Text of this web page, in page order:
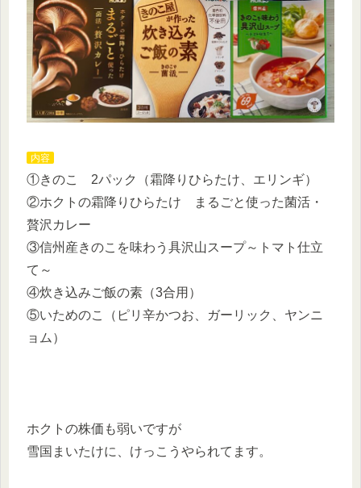
内容
①きのこ 2パック（霜降りひらたけ、エリンギ）
②ホクトの霜降りひらたけ まるごと使った菌活・
贅沢カレー
③信州産きのこを味わう具沢山スープ～トマト仕立
て～
④炊き込みご飯の素（3合用）
⑤いためのこ（ピリ辛かつお、ガーリック、ヤンニ
ョム）
ホクトの株価も弱いですが
雪国まいたけに、けっこうやられてます。